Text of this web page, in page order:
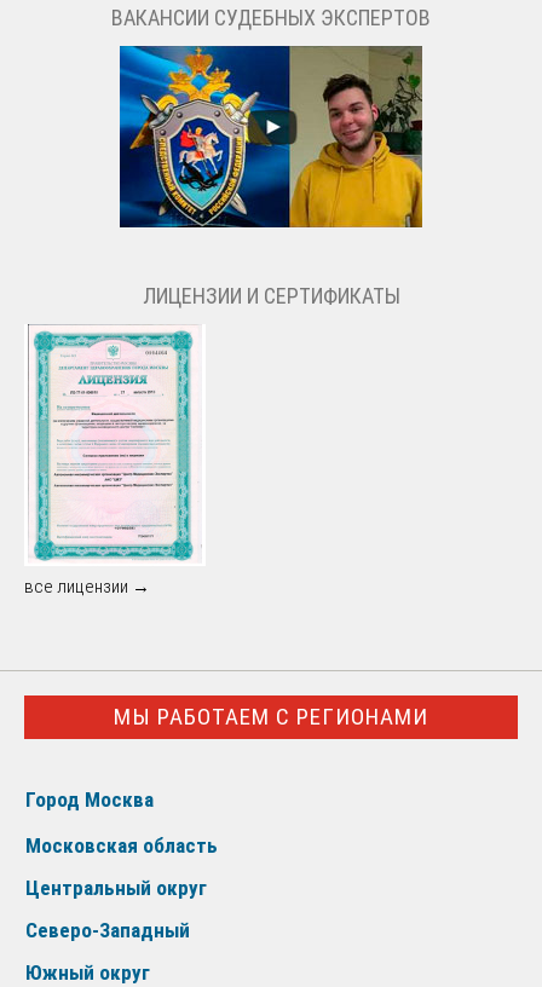
ВАКАНСИИ СУДЕБНЫХ ЭКСПЕРТОВ
ЛИЦЕНЗИИ И СЕРТИФИКАТЫ
все лицензии →
МЫ РАБОТАЕМ С РЕГИОНАМИ
Город Москва
Московская область
Центральный округ
Северо-Западный
Южный округ